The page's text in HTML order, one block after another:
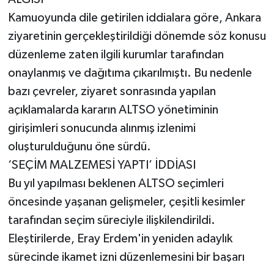
Kamuoyunda dile getirilen iddialara göre, Ankara
ziyaretinin gerçekleştirildiği dönemde söz konusu
düzenleme zaten ilgili kurumlar tarafından
onaylanmış ve dağıtıma çıkarılmıştı. Bu nedenle
bazı çevreler, ziyaret sonrasında yapılan
açıklamalarda kararın ALTSO yönetiminin
girişimleri sonucunda alınmış izlenimi
oluşturulduğunu öne sürdü.
‘SEÇİM MALZEMESİ YAPTI’ İDDİASI
Bu yıl yapılması beklenen ALTSO seçimleri
öncesinde yaşanan gelişmeler, çeşitli kesimler
tarafından seçim süreciyle ilişkilendirildi.
Eleştirilerde, Eray Erdem'in yeniden adaylık
sürecinde ikamet izni düzenlemesini bir başarı